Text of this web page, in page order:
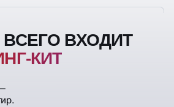
ВХОДИТ
КИТ